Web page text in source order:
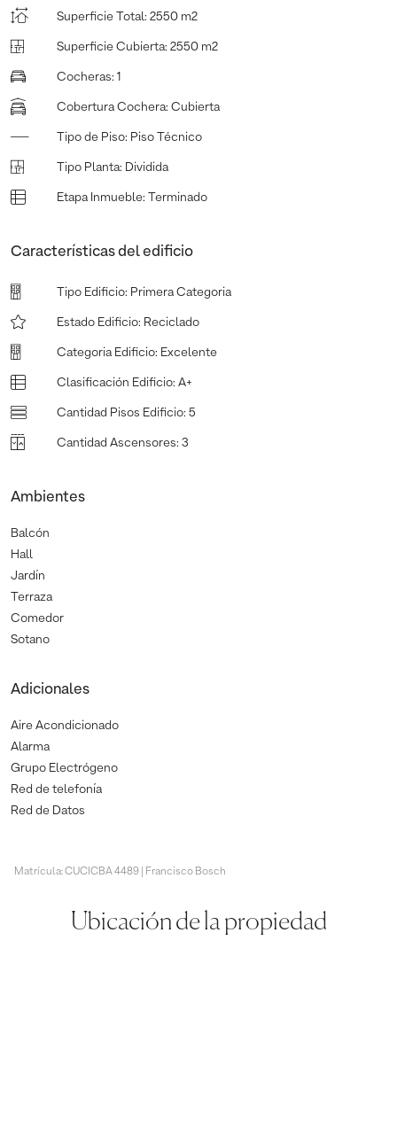
Superficie Total : 2550 m2
Superficie Cubierta: 2550 m2
Cocheras: 1
Cobertura Cochera: Cubierta
Tipo de Piso: Piso Técnico
Tipo Planta: Dividida
Etapa Inmueble: Terminado
Características del edificio
Tipo Edificio: Primera Categoria
Estado Edificio: Reciclado
Categoria Edificio: Excelente
Clasificación Edificio: A+
Cantidad Pisos Edificio: 5
Cantidad Ascensores: 3
Ambientes
Balcón
Hall
Jardín
Terraza
Comedor
Sotano
Adicionales
Aire Acondicionado
Alarma
Grupo Electrógeno
Red de telefonía
Red de Datos
Matrícula: CUCICBA 4489 | Francisco Bosch
Ubicación de la propiedad